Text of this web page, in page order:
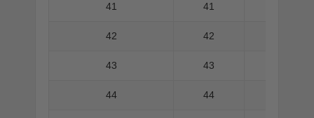
41 41
42 42
43 43
44 44